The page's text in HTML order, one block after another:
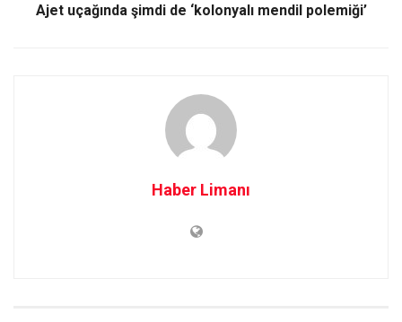
Ajet uçağında şimdi de ‘kolonyalı mendil polemiği’
Haber Limanı